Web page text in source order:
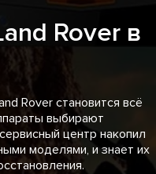
Rover в
Rover становится всё
выбирают
центр накопил
моделями, и знает их